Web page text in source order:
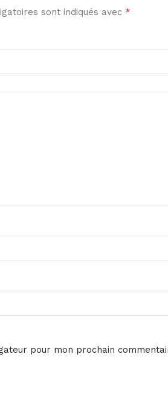
sont indiqués avec *
pour mon prochain